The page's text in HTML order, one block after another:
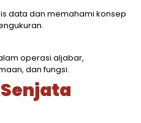
data dan memahami konsep
operasi aljabar,
dan fungsi.